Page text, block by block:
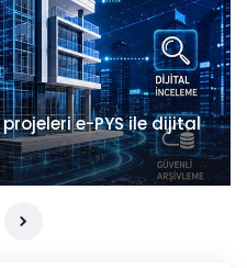
e-PYS ile dijital